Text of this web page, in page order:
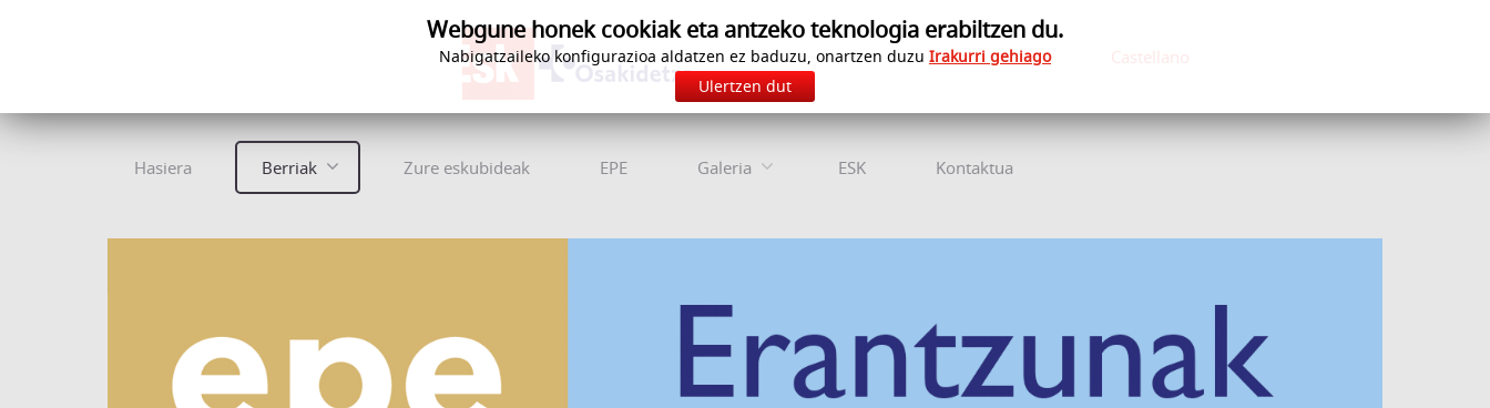
Hasiera Berriak Zure eskubideak EPE Galeria ESK Kontaktua
Webgune honek cookiak eta antzeko teknologia erabiltzen du.
Nabigatzaileko konfigurazioa aldatzen ez baduzu, onartzen duzu Irakurri gehiago
Ulertzen dut